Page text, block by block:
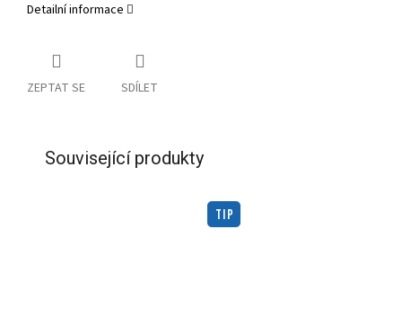
Detailní informace
ZEPTAT SE SDÍLET
Související produkty
TIP